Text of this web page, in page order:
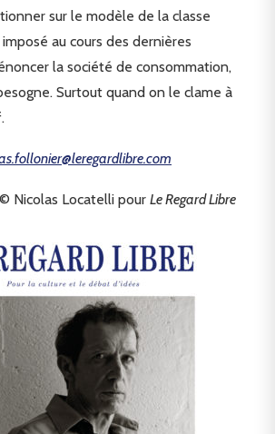
sur le modèle de la classe
au cours des dernières
la société de consommation,
Surtout quand on le clame à
Nicolas Locatelli pour Le Regard Libre